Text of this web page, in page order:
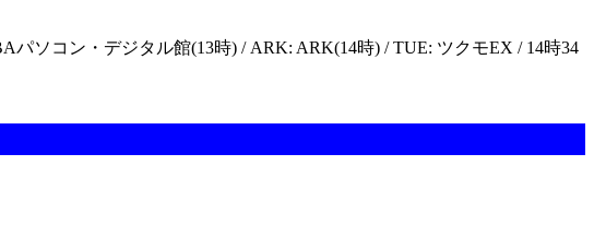
ソコン・デジタル館(13時) / ARK: ARK(14時) / TUE: ツクモEX / 14時34